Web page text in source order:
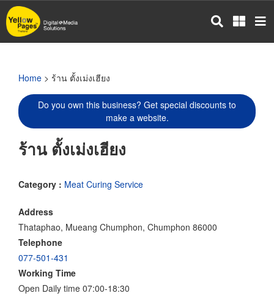
Skip
to
main
Home > ร้าน ตั้งเม่งเฮียง
Do you own this business? Get special discounts to
make a website.
ร้าน ตั้งเม่งเฮียง
Category : Meat Curing Service
Address
Thataphao, Mueang Chumphon, Chumphon 86000
Telephone
077-501-431
Working Time
Open Daily time 07:00-18:30